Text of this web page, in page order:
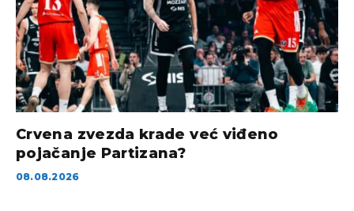
Crvena zvezda krade već viđeno
pojačanje Partizana?
08.08.2026